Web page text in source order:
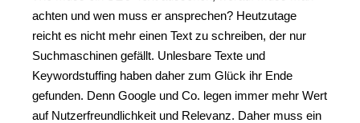
achten und wen muss er ansprechen? Heutzutage
reicht es nicht mehr einen Text zu schreiben, der nur
Suchmaschinen gefällt. Unlesbare Texte und
Keywordstuffing haben daher zum Glück ihr Ende
gefunden. Denn Google und Co. legen immer mehr Wert
auf Nutzerfreundlichkeit und Relevanz. Daher muss ein